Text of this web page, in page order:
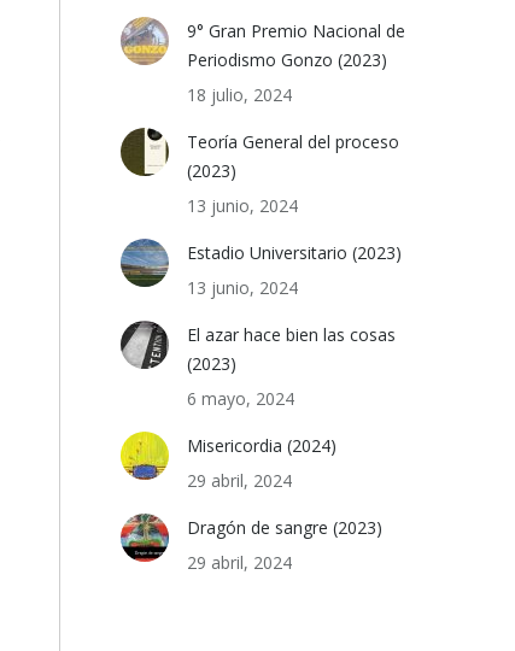
9° Gran Premio Nacional de
Periodismo Gonzo (2023)
18 julio, 2024
Teoría General del proceso
(2023)
13 junio, 2024
Estadio Universitario (2023)
13 junio, 2024
El azar hace bien las cosas
(2023)
6 mayo, 2024
Misericordia (2024)
29 abril, 2024
Dragón de sangre (2023)
29 abril, 2024